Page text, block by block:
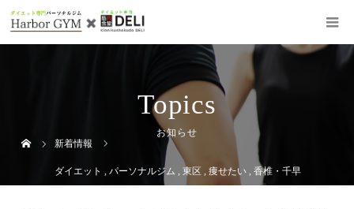
Topics
お知らせ
新着情報
ダイエット ,パーソナルジム ,東区 ,痩せたい ,香椎・千早